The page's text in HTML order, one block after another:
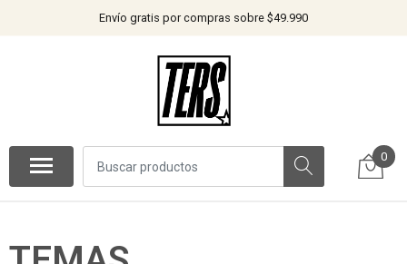
Envío gratis por compras sobre $49.990
0